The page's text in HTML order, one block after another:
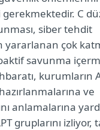
C
siber tehdit
yararlanan çok
savunma
kurumların
ve
anlamalarına
gruplarını izliyor,